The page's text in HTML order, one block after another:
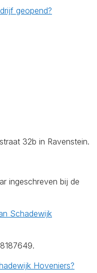
geopend?
32b in Ravenstein.
ingeschreven bij de
Schadewijk
Hoveniers?